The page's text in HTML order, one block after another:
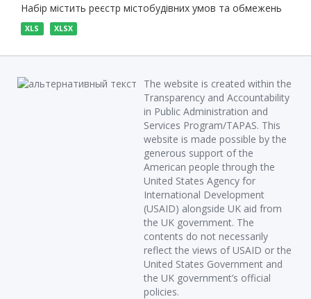
Набір містить реєстр містобудівних умов та обмежень
XLS XLSX
The website is created within the
Transparency and Accountability
in Public Administration and
Services Program/TAPAS. This
website is made possible by the
generous support of the
American people through the
United States Agency for
International Development
(USAID) alongside UK aid from
the UK government. The
contents do not necessarily
reflect the views of USAID or the
United States Government and
the UK government’s official
policies.